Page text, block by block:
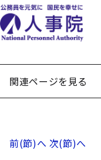
関連ページを見る
前(節)へ 次(節)へ